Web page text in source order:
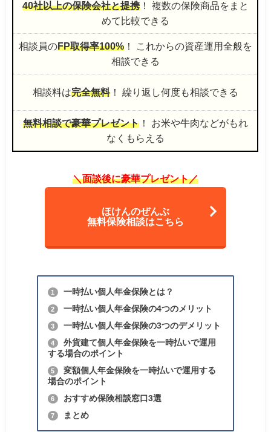
40社以上の保険会社と提携！ 複数の保険商品をまと
めて比較できる
相談員のFP取得率100%！ これからの資産運用全般を
相談できる
相談料は完全無料！ 繰り返し何度も相談できる
無料相談で豪華プレゼント！ お米や牛肉などがもれ
なくもらえる
＼面談後に豪華プレゼント／
ほけんのぜんぶ
無料保険相談はこちら
1 一時払い個人年金保険とは？
2 一時払い個人年金保険の4つのメリット
3 一時払い個人年金保険の3つのデメリット
4
外貨建て個人年金保険を一時払いで運用
する場合のポイント
5
変額個人年金保険を一時払いで運用する
場合のポイント
6 おすすめ保険相談窓口3選
7 まとめ